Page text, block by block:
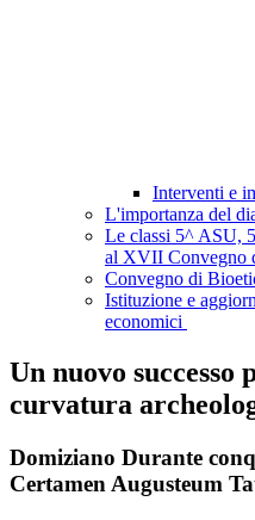
Interventi e
L'importanza del
Le classi 5^ ASU,
al XVII Convegno
Convegno di
Istituzione e
economici
Un nuovo successo
curvatura
Domiziano Durante
Certamen Augusteum